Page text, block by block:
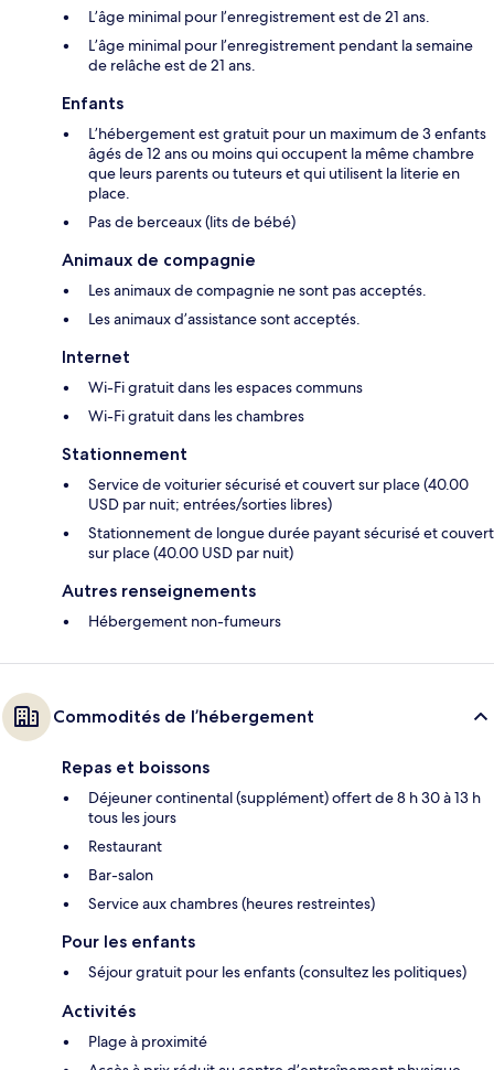
L’âge minimal pour l’enregistrement est de 21 ans.
L’âge minimal pour l’enregistrement pendant la semaine
de relâche est de 21 ans.
Enfants
L’hébergement est gratuit pour un maximum de 3 enfants
âgés de 12 ans ou moins qui occupent la même chambre
que leurs parents ou tuteurs et qui utilisent la literie en
place.
Pas de berceaux (lits de bébé)
Animaux de compagnie
Les animaux de compagnie ne sont pas acceptés.
Les animaux d’assistance sont acceptés.
Internet
Wi-Fi gratuit dans les espaces communs
Wi-Fi gratuit dans les chambres
Stationnement
Service de voiturier sécurisé et couvert sur place (40.00
USD par nuit; entrées/sorties libres)
Stationnement de longue durée payant sécurisé et couvert
sur place (40.00 USD par nuit)
Autres renseignements
Hébergement non-fumeurs
Commodités de l’hébergement
Repas et boissons
Déjeuner continental (supplément) offert de 8 h 30 à 13 h
tous les jours
Restaurant
Bar-salon
Service aux chambres (heures restreintes)
Pour les enfants
Séjour gratuit pour les enfants (consultez les politiques)
Activités
Plage à proximité